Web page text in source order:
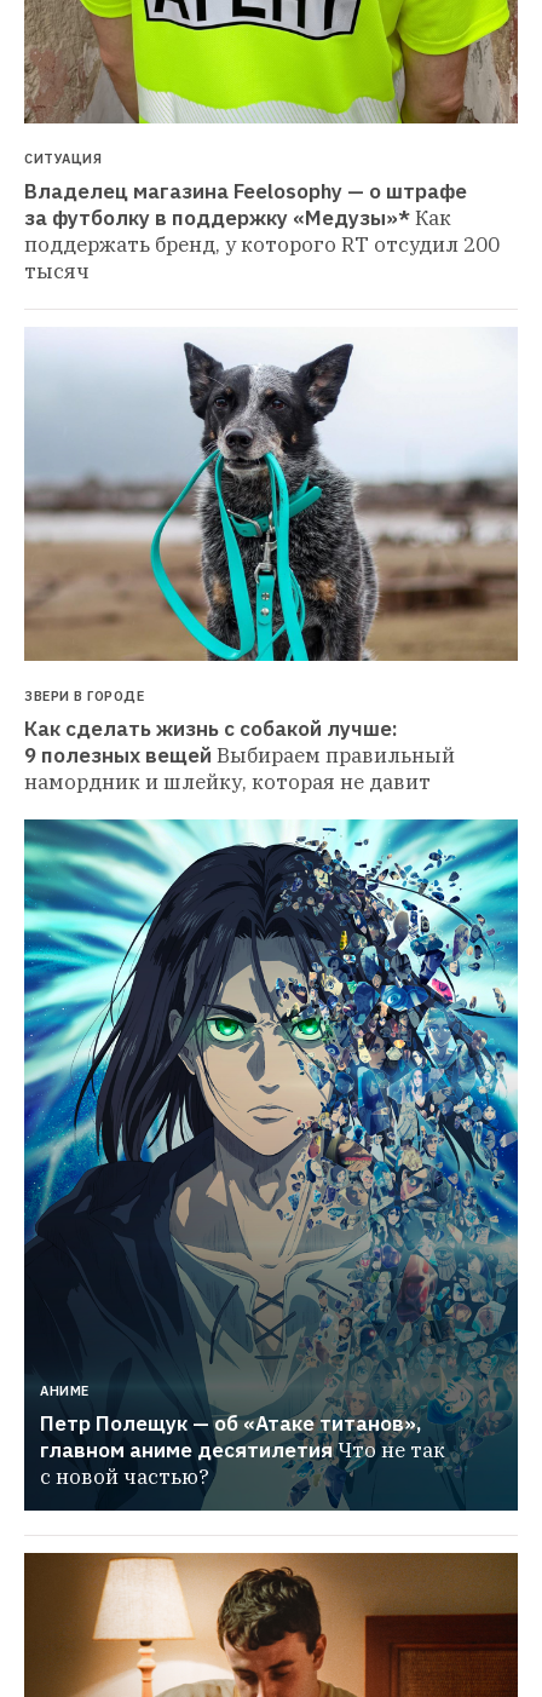
СИТУАЦИЯ
Владелец магазина Feelosophy — о штрафе
за футболку в поддержку «Медузы»*Как
поддержать бренд, у которого RT отсудил 200
тысяч
ЗВЕРИ В ГОРОДЕ
Как сделать жизнь с собакой лучше:
9 полезных вещей Выбираем правильный
намордник и шлейку, которая не давит
АНИМЕ
Петр Полещук — об «Атаке титанов»,
главном аниме десятилетияЧто не так
с новой частью?